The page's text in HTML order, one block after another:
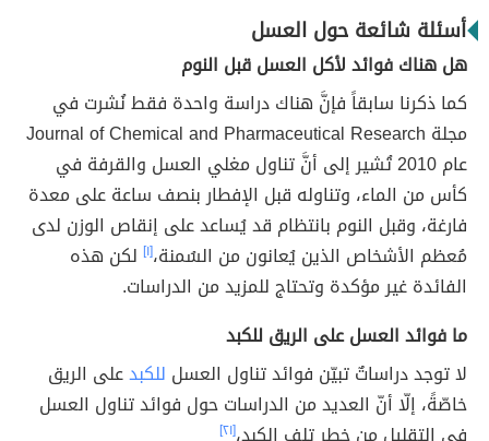
أسئلة شائعة حول العسل
هل هناك فوائد لأكل العسل قبل النوم
كما ذكرنا سابقاً فإنَّ هناك دراسة واحدة فقط نُشرت في
مجلة Journal of Chemical and Pharmaceutical Research
عام 2010 تُشير إلى أنَّ تناول مغلي العسل والقرفة في
كأس من الماء، وتناوله قبل الإفطار بنصف ساعة على معدة
فارغة، وقبل النوم بانتظام قد يُساعد على إنقاص الوزن لدى
مُعظم الأشخاص الذين يُعانون من السُمنة،[١] لكن هذه
الفائدة غير مؤكدة وتحتاج للمزيد من الدراسات.
ما فوائد العسل على الريق للكبد
لا توجد دراساتٌ تبيّن فوائد تناول العسل للكبدعلى الريق
خاصّةً، إلّا أنّ العديد من الدراسات حول فوائد تناول العسل
[٢١]